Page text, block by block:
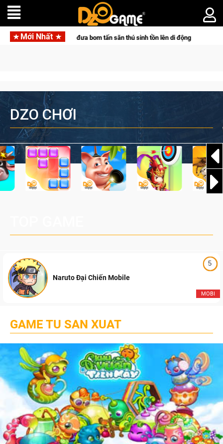
Mới Nhất
Pocketpair đưa bom tấn săn thú sinh tồn lên di động với tên gọi Palworld
DZO CHƠI
5
MOBI
Naruto Đại Chiến Mobile
GAME TU SAN XUAT